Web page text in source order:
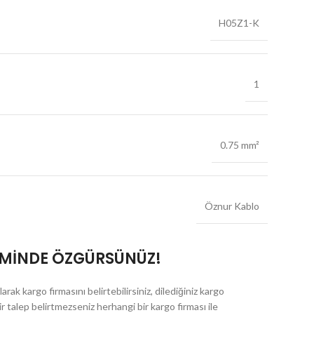
H05Z1-K
1
0.75 mm²
Öznur Kablo
ÖZGÜRSÜNÜZ!
kargo firmasını belirtebilirsiniz, dilediğiniz kargo
talep belirtmezseniz herhangi bir kargo firması ile